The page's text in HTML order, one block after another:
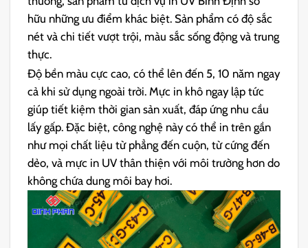
hữu những ưu điểm khác biệt. Sản phẩm có độ sắc
nét và chi tiết vượt trội, màu sắc sống động và trung
thực.
Độ bền màu cực cao, có thể lên đến 5, 10 năm ngay
cả khi sử dụng ngoài trời. Mực in khô ngay lập tức
giúp tiết kiệm thời gian sản xuất, đáp ứng nhu cầu
lấy gấp. Đặc biệt, công nghệ này có thể in trên gần
như mọi chất liệu từ phẳng đến cuộn, từ cứng đến
dẻo, và mực in UV thân thiện với môi trường hơn do
không chứa dung môi bay hơi.